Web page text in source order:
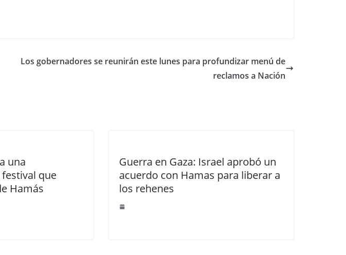
Los gobernadores se reunirán este lunes para profundizar menú de
reclamos a Nación
una
que
Hamás
Guerra en Gaza: Israel aprobó un
acuerdo con Hamas para liberar a
los rehenes